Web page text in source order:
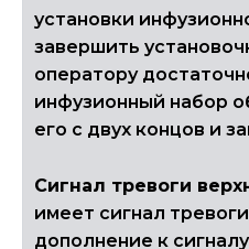
установки
завершить
оператору
инфузионный набор
его с двух концов и
Сигнал тревоги
имеет сигнал
дополнение к